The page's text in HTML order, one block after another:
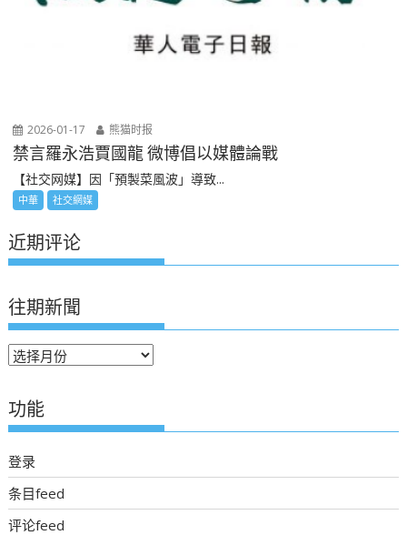
2026-01-17 熊猫时报
禁言羅永浩賈國龍 微博倡以媒體論戰
【社交网媒】因「預製菜風波」導致...
中華 社交網媒
近期评论
往期新聞
往
新
聞
功能
登录
条目feed
评论feed